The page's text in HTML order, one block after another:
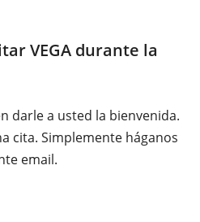
VEGA durante la
darle a usted la bienvenida.
cita. Simplemente háganos
email.